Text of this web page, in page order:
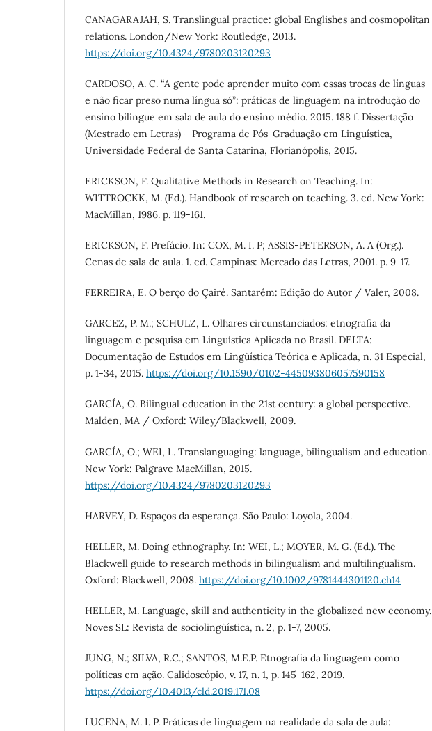
CANAGARAJAH, S. Translingual practice: global Englishes and cosmopolitan
relations. London/New York: Routledge, 2013.
https://doi.org/10.4324/9780203120293
CARDOSO, A. C. “A gente pode aprender muito com essas trocas de línguas
e não ficar preso numa língua só”: práticas de linguagem na introdução do
ensino bilíngue em sala de aula do ensino médio. 2015. 188 f. Dissertação
(Mestrado em Letras) – Programa de Pós-Graduação em Linguística,
Universidade Federal de Santa Catarina, Florianópolis, 2015.
ERICKSON, F. Qualitative Methods in Research on Teaching. In:
WITTROCKK, M. (Ed.). Handbook of research on teaching. 3. ed. New York:
MacMillan, 1986. p. 119-161.
ERICKSON, F. Prefácio. In: COX, M. I. P; ASSIS-PETERSON, A. A (Org.).
Cenas de sala de aula. 1. ed. Campinas: Mercado das Letras, 2001. p. 9-17.
FERREIRA, E. O berço do Çairé. Santarém: Edição do Autor / Valer, 2008.
GARCEZ, P. M.; SCHULZ, L. Olhares circunstanciados: etnografia da
linguagem e pesquisa em Linguística Aplicada no Brasil. DELTA:
Documentação de Estudos em Lingüística Teórica e Aplicada, n. 31 Especial,
p. 1-34, 2015. https://doi.org/10.1590/0102-445093806057590158
GARCÍA, O. Bilingual education in the 21st century: a global perspective.
Malden, MA / Oxford: Wiley/Blackwell, 2009.
GARCÍA, O.; WEI, L. Translanguaging: language, bilingualism and education.
New York: Palgrave MacMillan, 2015.
https://doi.org/10.4324/9780203120293
HARVEY, D. Espaços da esperança. São Paulo: Loyola, 2004.
HELLER, M. Doing ethnography. In: WEI, L.; MOYER, M. G. (Ed.). The
Blackwell guide to research methods in bilingualism and multilingualism.
Oxford: Blackwell, 2008. https://doi.org/10.1002/9781444301120.ch14
HELLER, M. Language, skill and authenticity in the globalized new economy.
Noves SL: Revista de sociolingüística, n. 2, p. 1-7, 2005.
JUNG, N.; SILVA, R.C.; SANTOS, M.E.P. Etnografia da linguagem como
políticas em ação. Calidoscópio, v. 17, n. 1, p. 145-162, 2019.
https://doi.org/10.4013/cld.2019.171.08
LUCENA, M. I. P. Práticas de linguagem na realidade da sala de aula: